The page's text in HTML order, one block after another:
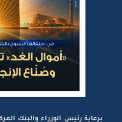
برعاية رئيس الوزراء والبنك